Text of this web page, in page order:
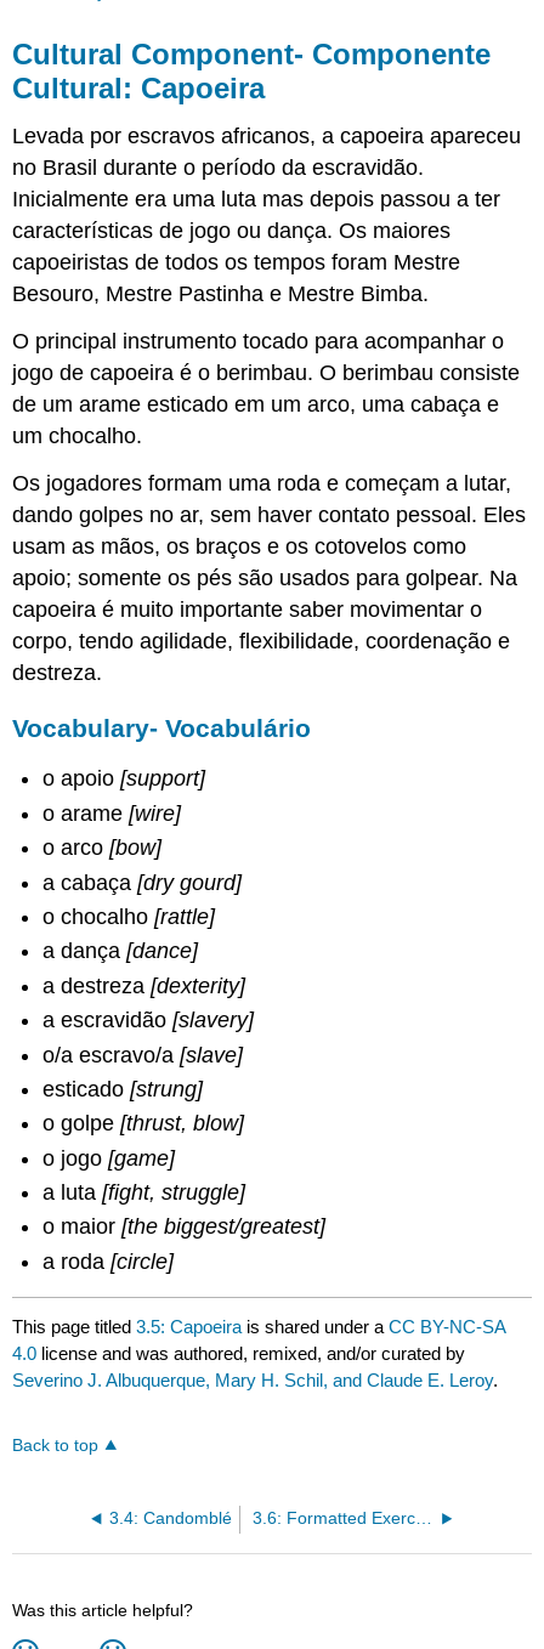
Cultural Component- Componente
Cultural: Capoeira
Levada por escravos africanos, a capoeira apareceu
no Brasil durante o período da escravidão.
Inicialmente era uma luta mas depois passou a ter
características de jogo ou dança. Os maiores
capoeiristas de todos os tempos foram Mestre
Besouro, Mestre Pastinha e Mestre Bimba.
O principal instrumento tocado para acompanhar o
jogo de capoeira é o berimbau. O berimbau consiste
de um arame esticado em um arco, uma cabaça e
um chocalho.
Os jogadores formam uma roda e começam a lutar,
dando golpes no ar, sem haver contato pessoal. Eles
usam as mãos, os braços e os cotovelos como
apoio; somente os pés são usados para golpear. Na
capoeira é muito importante saber movimentar o
corpo, tendo agilidade, flexibilidade, coordenação e
destreza.
Vocabulary- Vocabulário
o apoio[support]
o arame[wire]
o arco[bow]
a cabaça[dry gourd]
o chocalho[rattle]
a dança[dance]
a destreza[dexterity]
a escravidão[slavery]
o/a escravo/a[slave]
esticado[strung]
o golpe[thrust, blow]
o jogo[game]
a luta[fight, struggle]
o maior[the biggest/greatest]
a roda[circle]
This page titled3.5: Capoeira is shared under aCC BY-NC-SA
4.0 license and was authored, remixed, and/or curated by
Severino J. Albuquerque, Mary H. Schil, and Claude E. Leroy.
Back to top
3.4: Candomblé 3.6: Formatted Exercises
Was this article helpful?